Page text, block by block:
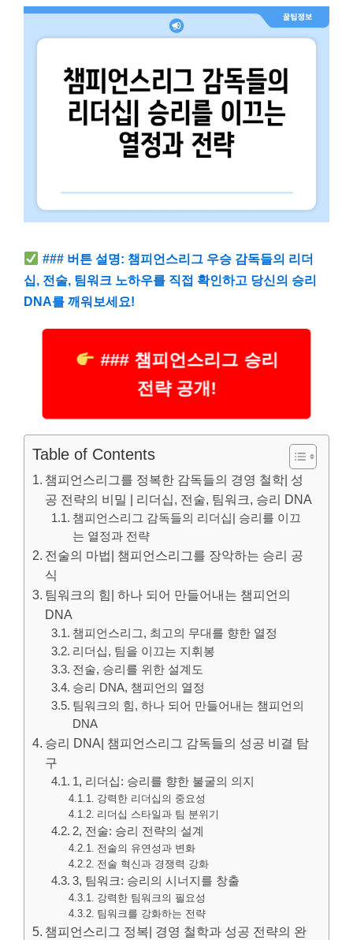
### 버튼 설명: 챔피언스리그 우승 감독들의 리더
십, 전술, 팀워크 노하우를 직접 확인하고 당신의 승리
DNA를 깨워보세요!
### 챔피언스리그 승리
전략 공개!
Table of Contents
챔피언스리그를 정복한 감독들의 경영 철학| 성
공 전략의 비밀 | 리더십, 전술, 팀워크, 승리 DNA
챔피언스리그 감독들의 리더십| 승리를 이끄
는 열정과 전략
전술의 마법| 챔피언스리그를 장악하는 승리 공
식
팀워크의 힘| 하나 되어 만들어내는 챔피언의
DNA
챔피언스리그, 최고의 무대를 향한 열정
리더십, 팀을 이끄는 지휘봉
전술, 승리를 위한 설계도
승리 DNA, 챔피언의 열정
팀워크의 힘, 하나 되어 만들어내는 챔피언의
DNA
승리 DNA| 챔피언스리그 감독들의 성공 비결 탐
구
1, 리더십: 승리를 향한 불굴의 의지
강력한 리더십의 중요성
리더십 스타일과 팀 분위기
2, 전술: 승리 전략의 설계
전술의 유연성과 변화
전술 혁신과 경쟁력 강화
3, 팀워크: 승리의 시너지를 창출
강력한 팀워크의 필요성
팀워크를 강화하는 전략
챔피언스리그 정복| 경영 철학과 성공 전략의 완